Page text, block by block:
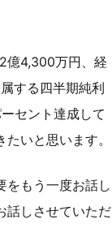
億4,300万円、経
する四半期純利
セント達成して
いと思います。
をもう一度お話し
話しさせていただ